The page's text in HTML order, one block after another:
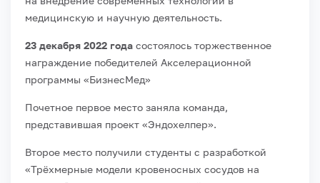
медицинскую и научную деятельность.
23 декабря 2022 года состоялось торжественное
награждение победителей Акселерационной
программы «БизнесМед»
Почетное первое место заняла команда,
представившая проект «Эндохелпер».
Второе место получили студенты с разработкой
«Трёхмерные модели кровеносных сосудов на